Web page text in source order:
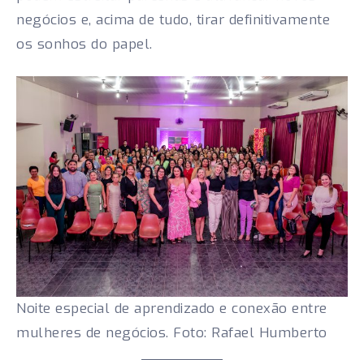
negócios e, acima de tudo, tirar definitivamente
os sonhos do papel.
Noite especial de aprendizado e conexão entre
mulheres de negócios. Foto: Rafael Humberto